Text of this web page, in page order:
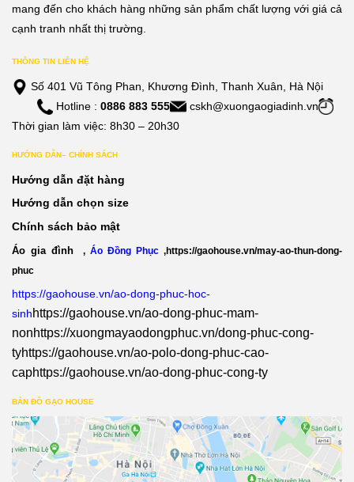
mang đến cho khách hàng những sản phẩm chất lượng với giá cả
cạnh tranh nhất thị trường.
THÔNG TIN LIÊN HỆ
Số 401 Vũ Tông Phan, Khương Đình, Thanh Xuân, Hà Nội
Hotline : 0886 883 555
cskh@xuongaogiadinh.vn
Thời gian làm việc: 8h30 – 20h30
HƯỚNG DẪN– CHÍNH SÁCH
Hướng dẫn đặt hàng
Hướng dẫn chọn size
Chính sách bảo mật
Áo gia đình , Áo Đồng Phục ,https://gaohouse.vn/may-ao-thun-dong-
phuc
https://gaohouse.vn/ao-dong-phuc-hoc-
sinhhttps://gaohouse.vn/ao-dong-phuc-mam-
nonhttps://xuongmayaodongphuc.vn/dong-phuc-cong-
tyhttps://gaohouse.vn/ao-polo-dong-phuc-cao-
caphttps://gaohouse.vn/ao-dong-phuc-cong-ty
BẢN ĐỒ GẠO HOUSE